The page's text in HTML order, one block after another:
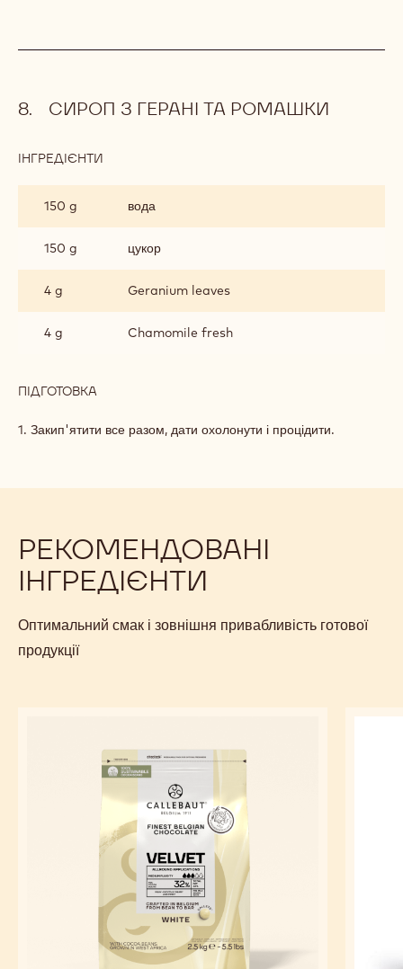
СИРОП З ГЕРАНІ ТА РОМАШКИ
ІНГРЕДІЄНТИ
ГЕРАНІ
ТА
РОМАШКИ
150 g вода
150 g цукор
4 g Geranium leaves
4 g Chamomile fresh
ПІДГОТОВКА
З
ГЕРАНІ
1. Закип'ятити все разом, дати охолонути і процідити.
РЕКОМЕНДОВАНІ
ІНГРЕДІЄНТИ
Оптимальний смак і зовнішня привабливість готової
продукції